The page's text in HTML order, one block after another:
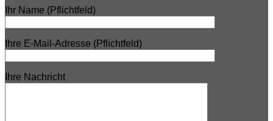
Ihr Name (Pflichtfeld)
Ihre E-Mail-Adresse (Pflichtfeld)
Ihre Nachricht